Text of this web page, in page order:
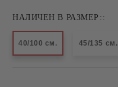
НАЛИЧЕН В РАЗМЕР::
40/100 см. 45/135 см.